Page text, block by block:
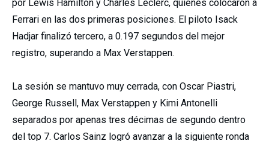
por Lewis Hamilton y Charles Leclerc, quienes colocaron a
Ferrari en las dos primeras posiciones. El piloto Isack
Hadjar finalizó tercero, a 0.197 segundos del mejor
registro, superando a Max Verstappen.
La sesión se mantuvo muy cerrada, con Oscar Piastri,
George Russell, Max Verstappen y Kimi Antonelli
separados por apenas tres décimas de segundo dentro
del top 7. Carlos Sainz logró avanzar a la siguiente ronda